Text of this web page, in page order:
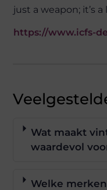
just a weapon; it’s a
https://www.icfs-
Wat maakt
waardevol
Welke